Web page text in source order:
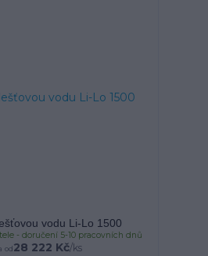
vodu Li-Lo 1500
od 28 222 Kč/ks
- doručení 5-10 pracovních dnů